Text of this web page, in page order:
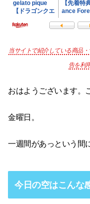
当サイトで紹介している商品
告を利
おはようございます。
金曜日。
一週間があっという間
今日の空はこんな